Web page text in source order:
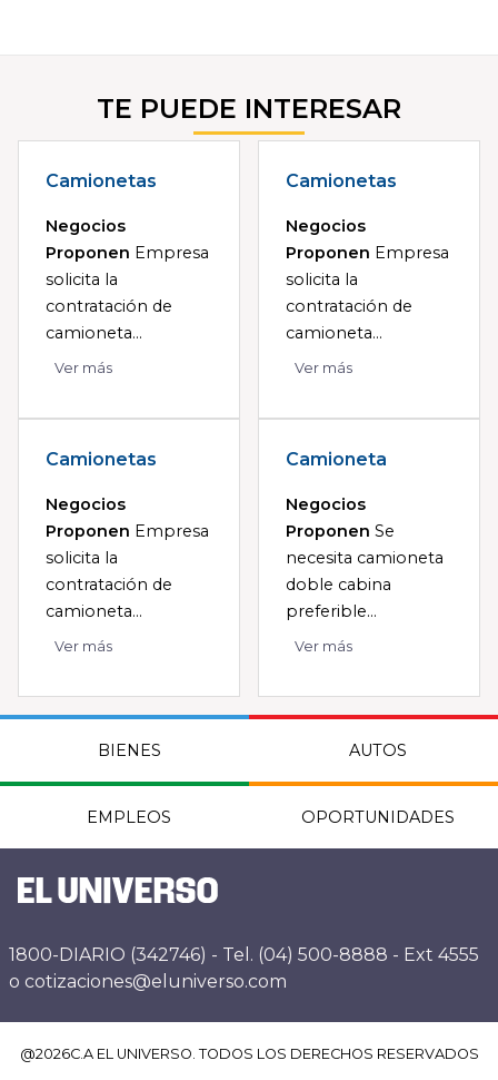
TE PUEDE INTERESAR
Camionetas
Negocios
Proponen Empresa
solicita la
contratación de
camioneta...
Ver más
Camionetas
Negocios
Proponen Empresa
solicita la
contratación de
camioneta...
Ver más
Camionetas
Negocios
Proponen Empresa
solicita la
contratación de
camioneta...
Ver más
Camioneta
Negocios
Proponen Se
necesita camioneta
doble cabina
preferible...
Ver más
BIENES AUTOS
EMPLEOS OPORTUNIDADES
1800-DIARIO (342746) - Tel. (04) 500-8888 - Ext 4555
o cotizaciones@eluniverso.com
@2026C.A EL UNIVERSO. TODOS LOS DERECHOS RESERVADOS